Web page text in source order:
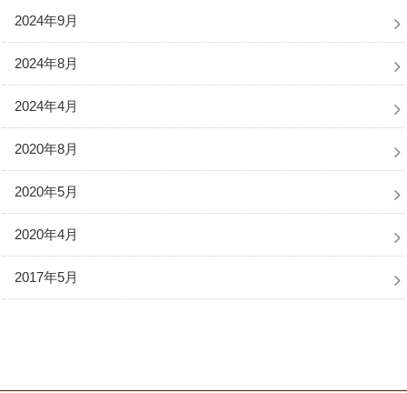
2024年9月
2024年8月
2024年4月
2020年8月
2020年5月
2020年4月
2017年5月